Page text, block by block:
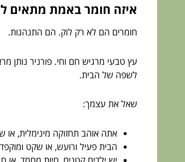
איזה חומר באמת מתאים
חומרים הם לא רק לוק. הם התנהגות.
עץ טבעי מרגיש חם וחי. פורניר נותן
לשפה של הבית.
שאל את עצמך:
אתה אוהב תחזוקה מינימלית, או
הבית פעיל ורועש, או שקט